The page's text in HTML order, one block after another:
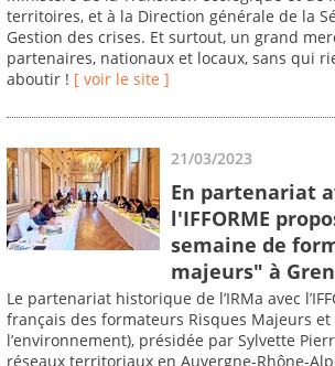
territoires, et à la Direction générale de la
Gestion des crises. Et surtout, un grand
partenaires, nationaux et locaux, sans qui
aboutir ! [ voir le site ]
21/03/2023
En partenariat
l'IFFORME
semaine de
majeurs" à
Le partenariat historique de l’IRMa avec
français des formateurs Risques Majeurs
l’environnement), présidée par Sylvette
réseaux territoriaux en Auvergne-Rhône-